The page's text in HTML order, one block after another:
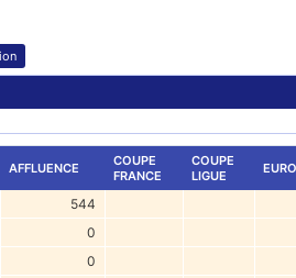
AFFLUENCE
COUPE
FRANCE
COUPE
LIGUE
544
0
0